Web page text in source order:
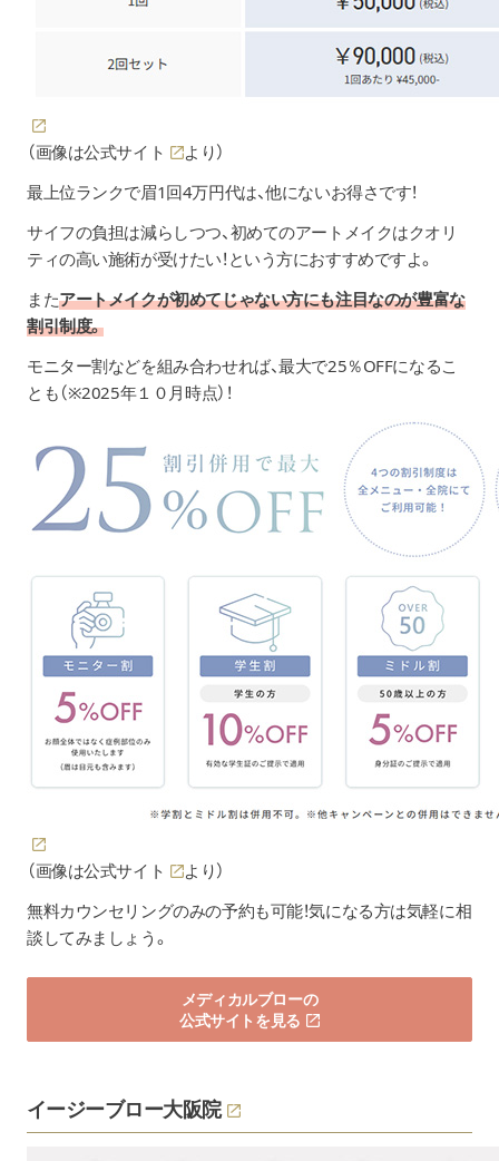
（画像は公式サイト
より）
最上位ランクで眉1回4万円代は、他にないお得さです！
サイフの負担は減らしつつ、初めてのアートメイクはクオリ
ティの高い施術が受けたい！という方におすすめですよ。
またアートメイクが初めてじゃない方にも注目なのが豊富な
割引制度。
モニター割などを組み合わせれば、最大で25％OFFになるこ
とも（※2025年１０月時点）！
（画像は公式サイト
より）
無料カウンセリングのみの予約も可能！気になる方は気軽に相
談してみましょう。
メディカルブローの
公式サイトを見る
イージーブロー大阪院